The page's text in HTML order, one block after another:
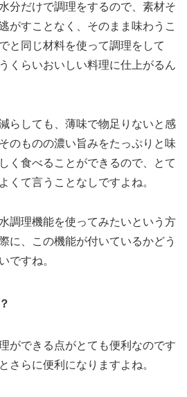
分だけで調理をするので、素材そ
がすことなく、そのまま味わうこ
と同じ材料を使って調理をして
くらいおいしい料理に仕上がるん
らしても、薄味で物足りないと感
のものの濃い旨みをたっぷりと味
く食べることができるので、とて
くて言うことなしですよね。
調理機能を使ってみたいという方
に、この機能が付いているかどう
ですね。
ができる点がとても便利なのです
さらに便利になりますよね。